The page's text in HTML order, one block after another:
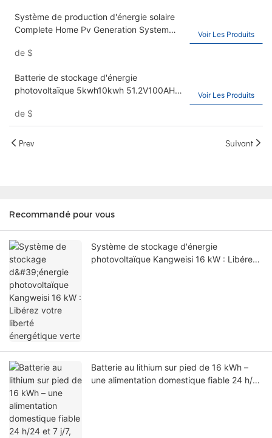
Système de production d'énergie solaire
Complete Home Pv Generation System
de $
Voir Les Produits
Batterie de stockage d'énergie
photovoltaïque 5kwh10kwh 51.2V100AH ​​
lithium fer phosphate Lifepo4
de $
Voir Les Produits
Prev Suivant
Recommandé pour vous
Système de stockage d'énergie
photovoltaïque Kangweisi 16 kW : Libérez
Batterie au lithium sur pied de 16 kWh –
une alimentation domestique fiable 24 h/24